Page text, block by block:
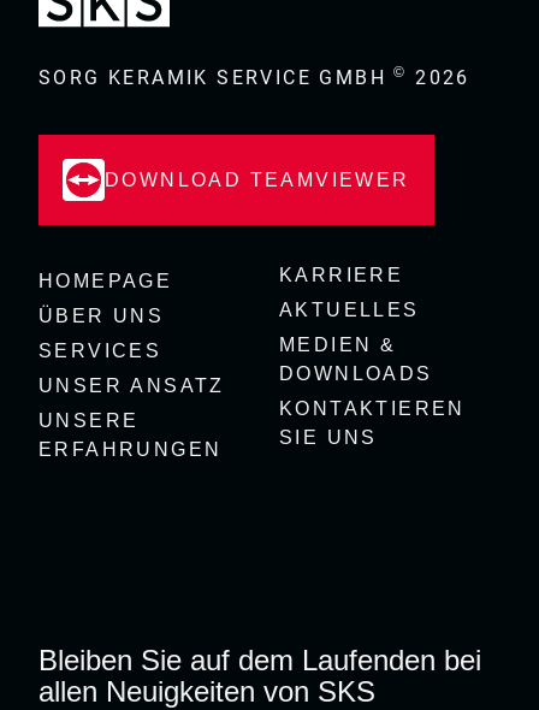
SORG KERAMIK SERVICE GMBH© 2026
DOWNLOAD TEAMVIEWER
HOMEPAGE
ÜBER UNS
SERVICES
UNSER ANSATZ
UNSERE
ERFAHRUNGEN
KARRIERE
AKTUELLES
MEDIEN &
DOWNLOADS
KONTAKTIEREN
SIE UNS
Bleiben Sie auf dem Laufenden bei
allen Neuigkeiten von SKS